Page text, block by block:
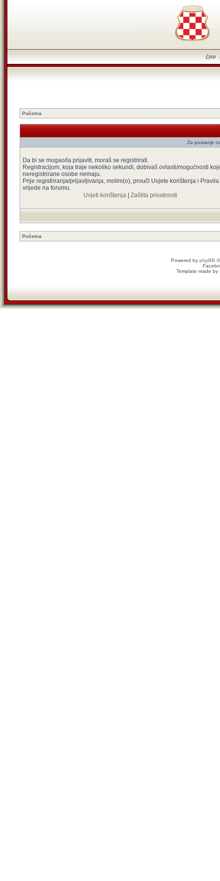
ČPP
Početna
Za postanje
Da bi se mogao/la prijaviti, moraš se registrirati.
Registracijom, koja traje nekoliko sekundi, dobivaš ovlasti/mogućnosti
neregistrirane osobe nemaju.
Prije registriranja/prijavljivanja, molim(o), prouči Uvjete korištenja i
vrijede na forumu.
Uvjeti korištenja| Zaštita privatnosti
Početna
Powered by phpBB
Template made by